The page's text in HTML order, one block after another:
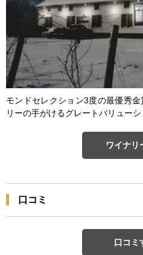
モンドセレクション3度の最優秀
リーの手がけるグレートバリュー
ワイナリ
口コミ
口コミ